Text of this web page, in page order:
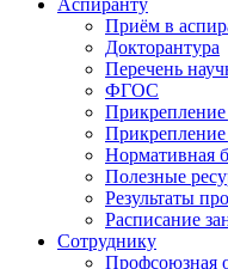
Аспиранту
Приём в
Докторантура
Перечень
ФГОС
Прикрепление
Прикрепление
Нормативная
Полезные
Результаты
Расписание
Сотруднику
Профсоюзная